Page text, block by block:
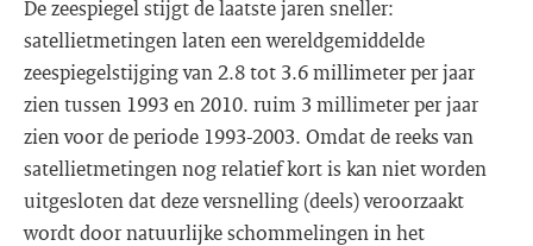
De zeespiegel stijgt de laatste jaren sneller:
satellietmetingen laten een wereldgemiddelde
zeespiegelstijging van 2.8 tot 3.6 millimeter per jaar
zien tussen 1993 en 2010. ruim 3 millimeter per jaar
zien voor de periode 1993-2003. Omdat de reeks van
satellietmetingen nog relatief kort is kan niet worden
uitgesloten dat deze versnelling (deels) veroorzaakt
wordt door natuurlijke schommelingen in het